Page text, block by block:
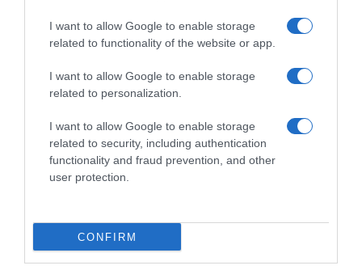
I want to allow Google to enable storage
related to functionality of the website or app.
I want to allow Google to enable storage
related to personalization.
I want to allow Google to enable storage
related to security, including authentication
functionality and fraud prevention, and other
user protection.
CONFIRM
Fórum Madeira e CRESCER assinalam o Dia